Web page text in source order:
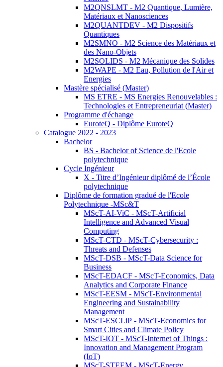
M2QNSLMT - M2 Quantique, Lumière,
Matériaux et Nanosciences
M2QUANTDEV - M2 Dispositifs
Quantiques
M2SMNO - M2 Science des Matériaux et
des Nano-Objets
M2SOLIDS - M2 Mécanique des Solides
M2WAPE - M2 Eau, Pollution de l'Air et
Energies
Mastère spécialisé (Master)
MS ETRE - MS Energies Renouvelables :
Technologies et Entrepreneuriat (Master)
Programme d'échange
EuroteQ - Diplôme EuroteQ
Catalogue 2022 - 2023
Bachelor
BS - Bachelor of Science de l'Ecole
polytechnique
Cycle Ingénieur
X - Titre d’Ingénieur diplômé de l’École
polytechnique
Diplôme de formation gradué de l'Ecole
Polytechnique -MSc&T
MScT-AI-ViC - MScT-Artificial
Intelligence and Advanced Visual
Computing
MScT-CTD - MScT-Cybersecurity :
Threats and Defenses
MScT-DSB - MScT-Data Science for
Business
MScT-EDACF - MScT-Economics, Data
Analytics and Corporate Finance
MScT-EESM - MScT-Environmental
Engineering and Sustainability
Management
MScT-ESCLiP - MScT-Economics for
Smart Cities and Climate Policy
MScT-IOT - MScT-Internet of Things :
Innovation and Management Program
(IoT)
MScT-STEEM - MScT-Energy